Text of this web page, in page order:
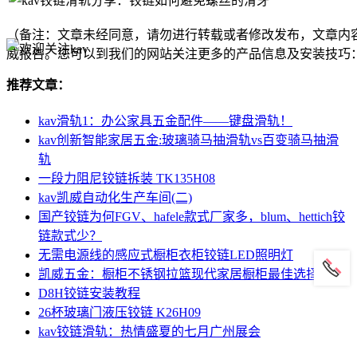
（备注：文章未经同意，请勿进行转载或者修改发布，文章
威报告。您可以到我们的网站关注更多的产品信息及安装技巧
推荐文章：
kav滑轨1：办公家具五金配件——键盘滑轨！
kav创新智能家居五金:玻璃骑马抽滑轨vs百变骑马抽滑
轨
一段力阻尼铰链拆装 TK135H08
kav凯威自动化生产车间(二)
国产铰链为何FGV、hafele款式厂家多，blum、hettich铰
链款式少？
无需电源线的感应式橱柜衣柜铰链LED照明灯
凯威五金：橱柜不锈钢拉篮现代家居橱柜最佳选择
D8H铰链安装教程
26杯玻璃门液压铰链 K26H09
kav铰链滑轨：热情盛夏的七月广州展会